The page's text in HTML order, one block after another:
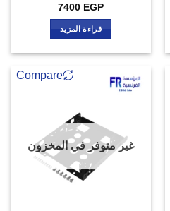
7400 EGP
قراءة المزيد
Compare
غير متوفر في المخزون